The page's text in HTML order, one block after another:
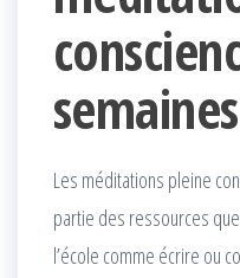
semaines
Les méditations pleine
partie des ressources
l’école comme écrire ou